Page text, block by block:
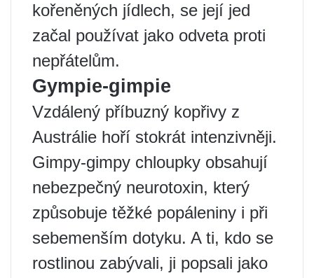
kořeněných jídlech, se její jed
začal používat jako odveta proti
nepřátelům.
Gympie-gimpie
Vzdálený příbuzný kopřivy z
Austrálie hoří stokrát intenzivněji.
Gimpy-gimpy chloupky obsahují
nebezpečný neurotoxin, který
způsobuje těžké popáleniny i při
sebemenším dotyku. A ti, kdo se
rostlinou zabývali, ji popsali jako